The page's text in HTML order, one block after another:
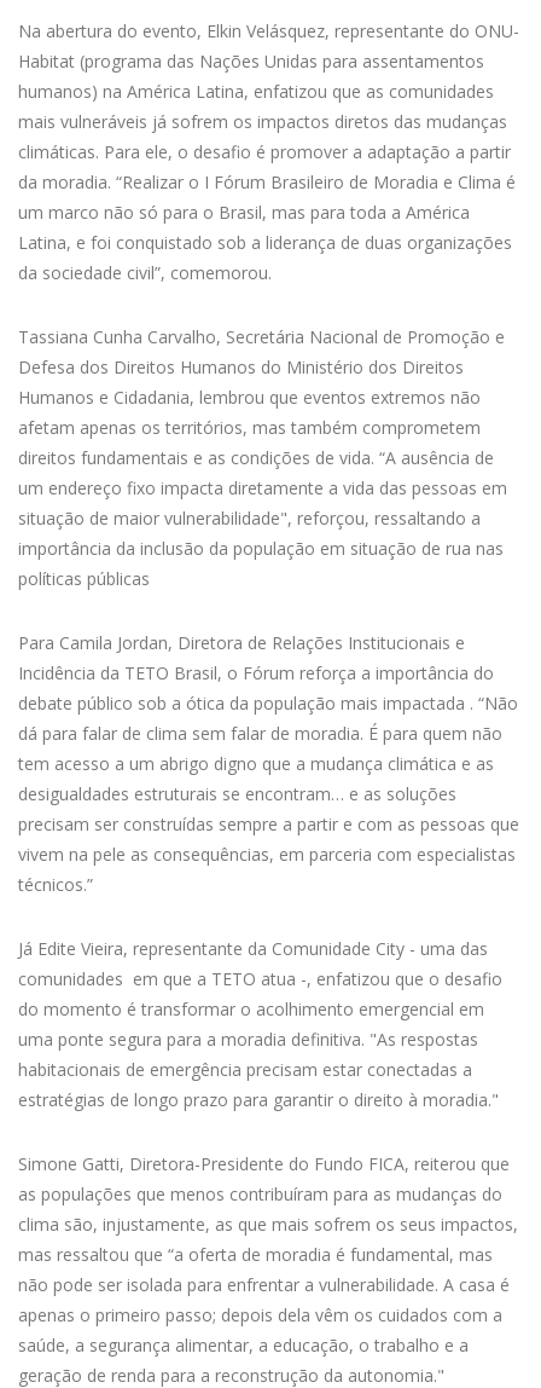
Na abertura do evento, Elkin Velásquez, representante do ONU-
Habitat (programa das Nações Unidas para assentamentos
humanos) na América Latina, enfatizou que as comunidades
mais vulneráveis já sofrem os impactos diretos das mudanças
climáticas. Para ele, o desafio é promover a adaptação a partir
da moradia. “Realizar o I Fórum Brasileiro de Moradia e Clima é
um marco não só para o Brasil, mas para toda a América
Latina, e foi conquistado sob a liderança de duas organizações
da sociedade civil”, comemorou.
Tassiana Cunha Carvalho, Secretária Nacional de Promoção e
Defesa dos Direitos Humanos do Ministério dos Direitos
Humanos e Cidadania, lembrou que eventos extremos não
afetam apenas os territórios, mas também comprometem
direitos fundamentais e as condições de vida. “A ausência de
um endereço fixo impacta diretamente a vida das pessoas em
situação de maior vulnerabilidade", reforçou, ressaltando a
importância da inclusão da população em situação de rua nas
políticas públicas
Para Camila Jordan, Diretora de Relações Institucionais e
Incidência da TETO Brasil, o Fórum reforça a importância do
debate público sob a ótica da população mais impactada . “Não
dá para falar de clima sem falar de moradia. É para quem não
tem acesso a um abrigo digno que a mudança climática e as
desigualdades estruturais se encontram… e as soluções
precisam ser construídas sempre a partir e com as pessoas que
vivem na pele as consequências, em parceria com especialistas
técnicos.”
Já Edite Vieira, representante da Comunidade City - uma das
comunidades em que a TETO atua -, enfatizou que o desafio
do momento é transformar o acolhimento emergencial em
uma ponte segura para a moradia definitiva. "As respostas
habitacionais de emergência precisam estar conectadas a
estratégias de longo prazo para garantir o direito à moradia."
Simone Gatti, Diretora-Presidente do Fundo FICA, reiterou que
as populações que menos contribuíram para as mudanças do
clima são, injustamente, as que mais sofrem os seus impactos,
mas ressaltou que “a oferta de moradia é fundamental, mas
não pode ser isolada para enfrentar a vulnerabilidade. A casa é
apenas o primeiro passo; depois dela vêm os cuidados com a
saúde, a segurança alimentar, a educação, o trabalho e a
geração de renda para a reconstrução da autonomia."